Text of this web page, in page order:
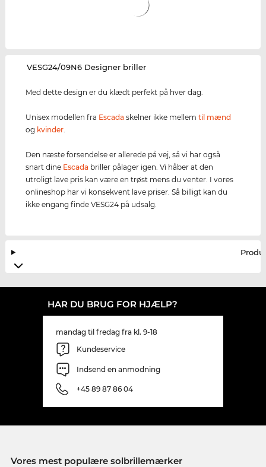
‌VESG24/09N6 Designer briller
Med dette design er du klædt perfekt på hver dag.
Unisex modellen fra Escada skelner ikke mellemtil mænd
og kvinder
Den næste forsendelse er allerede på vej, så vi har også
snart dine Escada briller pålager igen. Vi håber at den
utroligt lave pris kan være en trøst mens du venter. I vores
onlineshop har vi konsekvent lave priser. Så billigt kan du
ikke engang finde VESG24 på udsalg.
HAR DU BRUG FOR HJÆLP?
mandag til fredag fra kl. 9-18
Kundeservice
Indsend en anmodning
+45 89 87 86 04
Vores mest populære solbrillemærker